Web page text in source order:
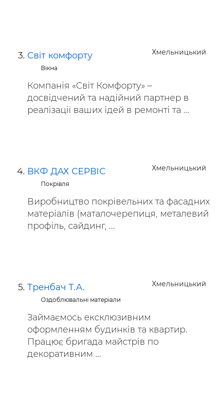
Хмельницький
Світ комфорту
Вікна
Компанія «Світ Комфорту» –
досвідчений та надійний партнер в
реалізації ваших ідей в ремонті та ...
Хмельницький
ВКФ ДАХ СЕРВІС
Покрівля
Виробництво покрівельних та фасадних
матеріалів (маталочерепиця, металевий
профіль, сайдинг, ...
Хмельницький
Тренбач Т.А.
Оздоблювальні матеріали
Займаємось ексклюзивним
оформленням будинків та квартир.
Працює бригада майстрів по
декоративним ...